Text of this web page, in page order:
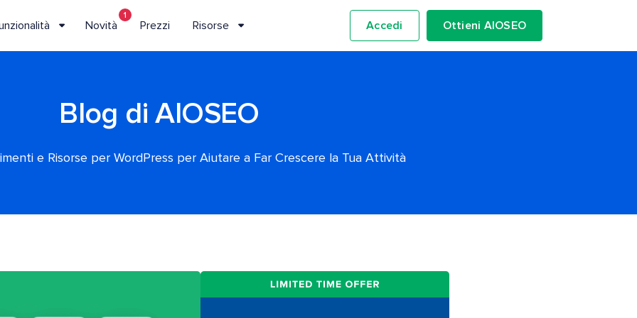
Novità
1
Prezzi Risorse Accedi Ottieni AIOSEO
Blog di AIOSEO
e Risorse per WordPress per Aiutare a Far Crescere la Tua Attività